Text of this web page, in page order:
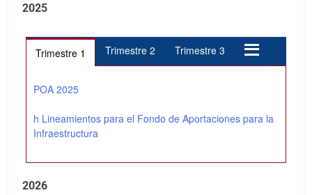
2025
Trimestre 1 Trimestre 2 Trimestre 3
POA 2025
h Lineamientos para el Fondo de Aportaciones para la
Infraestructura
2026